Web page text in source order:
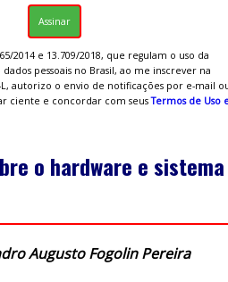
2014 e 13.709/2018, que regulam o uso da
pessoais no Brasil, ao me inscrever na
autorizo o envio de notificações por e-mail
ciente e concordar com seusTermos de Uso
o hardware e sistema
Augusto Fogolin Pereira